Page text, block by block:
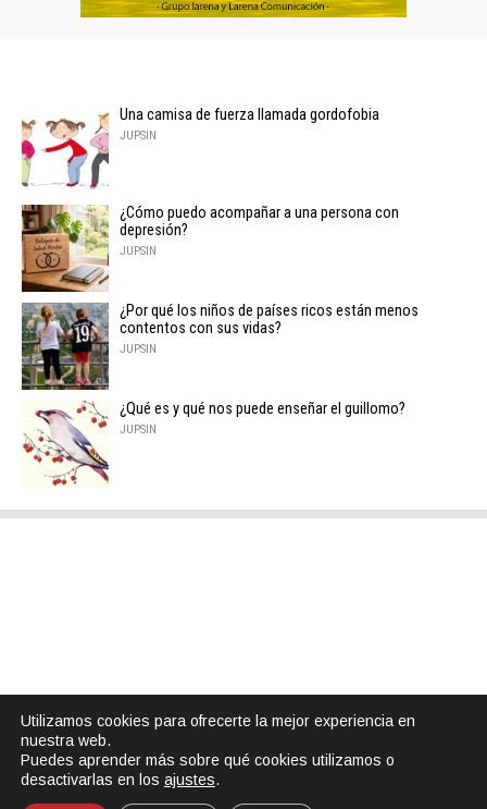
Una camisa de fuerza llamada gordofobia
JUPSIN
¿Cómo puedo acompañar a una persona con
depresión?
JUPSIN
¿Por qué los niños de países ricos están menos
contentos con sus vidas?
JUPSIN
¿Qué es y qué nos puede enseñar el guillomo?
JUPSIN
Utilizamos cookies para ofrecerte la mejor experiencia en
nuestra web.
Puedes aprender más sobre qué cookies utilizamos o
desactivarlas en los ajustes.